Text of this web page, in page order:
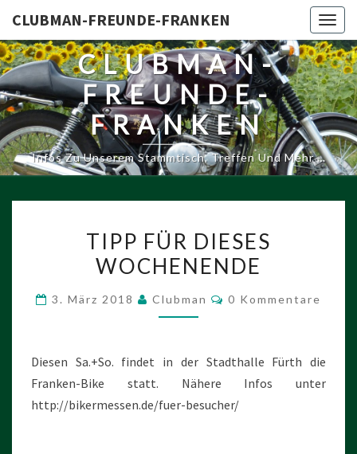
CLUBMAN-FREUNDE-FRANKEN
CLUBMAN-
FREUNDE-
FRANKEN
Infos Zu Unserem Stammtisch, Treffen Und Mehr …
FÜR
DIESES
TIPP FÜR DIESES
WOCHENENDE
3. März 2018 Clubman Kommentare
0 Kommentare
Diesen Sa.+So. findet in der Stadthalle Fürth die
Franken-Bike statt. Nähere Infos unter
http://bikermessen.de/fuer-besucher/